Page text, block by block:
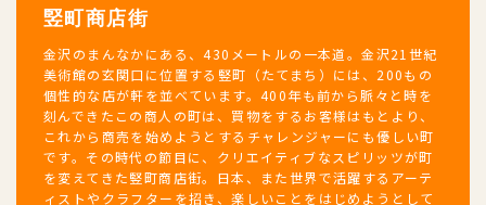
竪町商店街
金沢のまんなかにある、430メートルの一本道。金沢21世紀
美術館の玄関口に位置する竪町（たてまち）には、200もの
個性的な店が軒を並べています。400年も前から脈々と時を
刻んできたこの商人の町は、買物をするお客様はもとより、
これから商売を始めようとするチャレンジャーにも優しい町
です。その時代の節目に、クリエイティブなスピリッツが町
を変えてきた竪町商店街。日本、また世界で活躍するアーテ
ィストやクラフターを招き、楽しいことをはじめようとして